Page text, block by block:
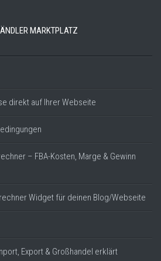
MARKTPLATZ
direkt auf Ihrer Webseite
– FBA-Kosten, Marge & Gewinn
Widget für deinen Blog/Webseite
Export & Großhandel erklärt